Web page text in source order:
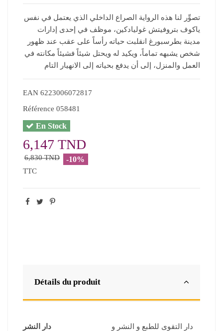
تصوِّر لنا هذه الرواية الصراع الداخلي الذي يعتمل في نفس
ياكوف بتروفيتش غوليادكين، موظف في إحدى إدارات
مدينة بطرسبورغ انقلبت حياته رأساً على عقب عند ظهور
شخص يشبهه تماماً، ويكيد له ويحتل شيئاً فشيئاً مكانته في
العمل والمنزل، إلى أن يدفع بحياته إلى الانهيار التام
EAN 6223006072817
Référence 058481
En Stock
6,147 TND
6,830 TND -10%
TTC
Détails du produit
دار النشر
دار التقوى للطبع و النشر و